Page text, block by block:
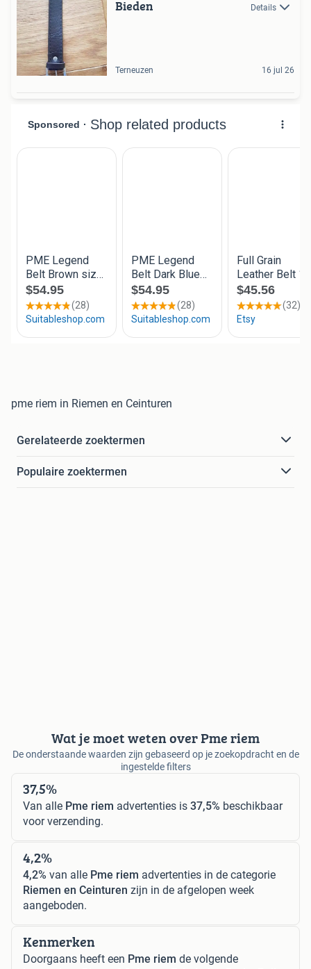
Bieden Details
Terneuzen 16 jul 26
pme riem in Riemen en Ceinturen
Gerelateerde zoektermen
Populaire zoektermen
Wat je moet weten over Pme riem
De onderstaande waarden zijn gebaseerd op je zoekopdracht en de
ingestelde filters
37,5%
Van alle Pme riem advertenties is 37,5% beschikbaar
voor verzending.
4,2%
4,2% van alle Pme riem advertenties in de categorie
Riemen en Ceinturen zijn in de afgelopen week
aangeboden.
Kenmerken
Doorgaans heeft een Pme riem de volgende